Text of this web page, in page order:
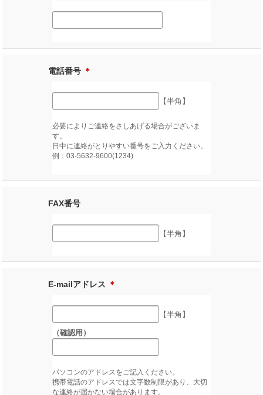
電話番号 ＊
【半角】
必要によりご連絡をさしあげる場合がございま
す。
日中に連絡がとりやすい番号をご入力ください。
例：03-5632-9600(1234)
FAX番号
【半角】
E-mailアドレス ＊
【半角】
（確認用）
パソコンのアドレスをご記入ください。
携帯電話のアドレスでは文字数制限があり、大切
な連絡が届かない場合があります。